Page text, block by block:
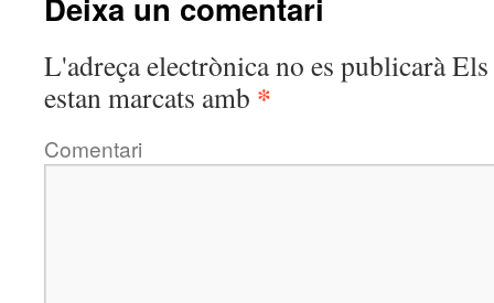
Deixa un comentari
L'adreça electrònica no es publicaràEls
estan marcats amb *
Comentari